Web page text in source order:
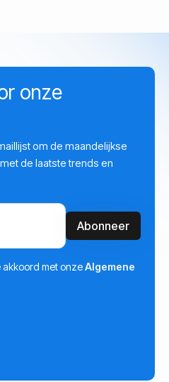
onze
om de maandelijkse
de laatste trends en
akkoord met onzeAlgemene